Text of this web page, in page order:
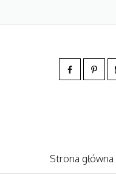
Strona główna